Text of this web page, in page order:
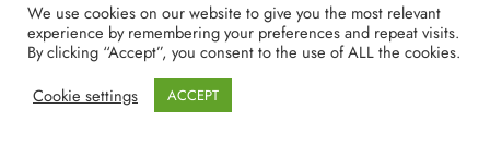
We use cookies on our website to give you the most relevant
experience by remembering your preferences and repeat visits.
By clicking “Accept”, you consent to the use of ALL the cookies.
Cookie settings
ACCEPT